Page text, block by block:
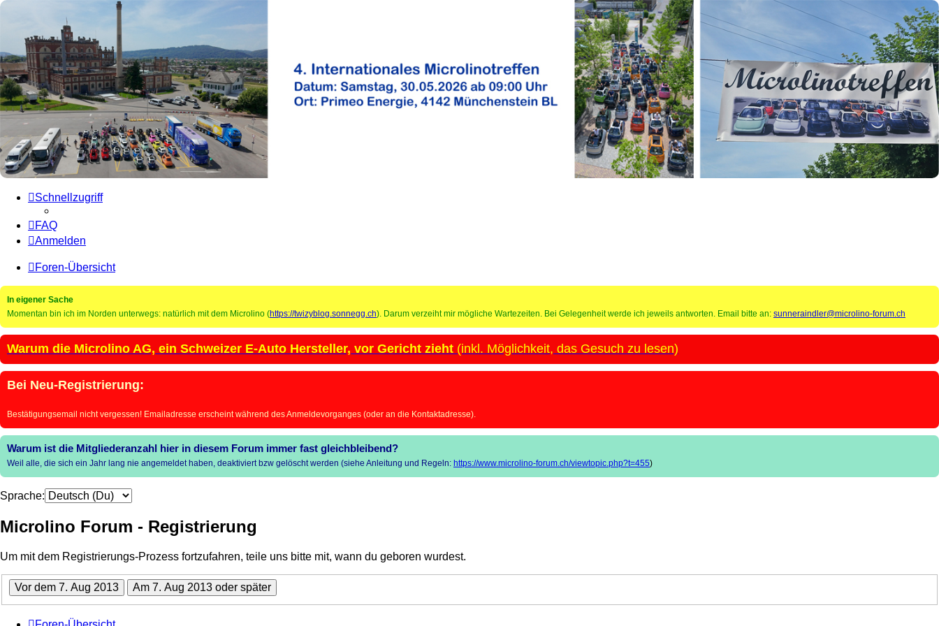
Microlino Forum
Hier findest du Informationen über den Microlino
Zum Inhalt
Schnellzugriff
FAQ
Anmelden
Foren-Übersicht
In eigener Sache
Momentan bin ich im Norden unterwegs: natürlich mit dem Microlino (https://twizyblog.sonnegg.ch). Darum verzeiht mir mögliche Wartezeiten. Bei Gelegenheit werde ich jeweils antworten. Email bitte an: sunneraindler@microlino-forum.ch
Warum die Microlino AG, ein Schweizer E-Auto Hersteller, vor Gericht zieht (inkl. Möglichkeit, das Gesuch zu lesen)
Bei Neu-Registrierung:
Bestätigungsemail nicht vergessen! Emailadresse erscheint während des Anmeldevorganges (oder an die Kontaktadresse).
Warum ist die Mitgliederanzahl hier in diesem Forum immer fast gleichbleibend?
Weil alle, die sich ein Jahr lang nie angemeldet haben, deaktiviert bzw gelöscht werden (siehe Anleitung und Regeln: https://www.microlino-forum.ch/viewtopic.php?t=455)
Sprache:
Microlino Forum - Registrierung
Um mit dem Registrierungs-Prozess fortzufahren, teile uns bitte mit, wann du geboren wurdest.